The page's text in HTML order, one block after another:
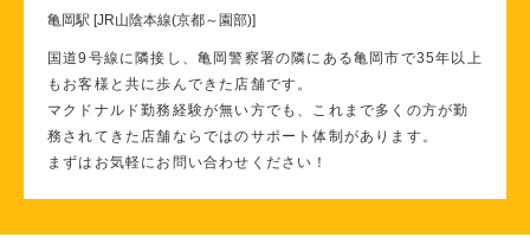
亀岡駅 [JR山陰本線(京都～園部)]
国道9号線に隣接し、亀岡警察署の隣にある亀岡市で35年以上
もお客様と共に歩んできた店舗です。
マクドナルド勤務経験が無い方でも、これまで多くの方が勤
務されてきた店舗ならではのサポート体制があります。
まずはお気軽にお問い合わせください！